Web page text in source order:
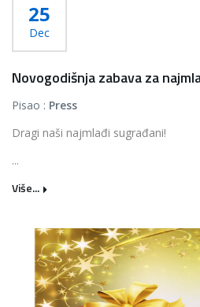
25
Dec
Novogodišnja zabava za
Pisao : Press
Dragi naši najmlađi sugrađani!
...
Više...